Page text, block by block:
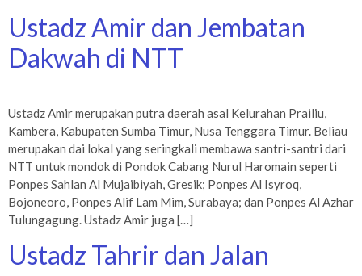
Ustadz Amir dan Jembatan
Dakwah di NTT
Ustadz Amir merupakan putra daerah asal Kelurahan Prailiu,
Kambera, Kabupaten Sumba Timur, Nusa Tenggara Timur. Beliau
merupakan dai lokal yang seringkali membawa santri-santri dari
NTT untuk mondok di Pondok Cabang Nurul Haromain seperti
Ponpes Sahlan Al Mujaibiyah, Gresik; Ponpes Al Isyroq,
Bojoneoro, Ponpes Alif Lam Mim, Surabaya; dan Ponpes Al Azhar
Tulungagung. Ustadz Amir juga […]
Ustadz Tahrir dan Jalan